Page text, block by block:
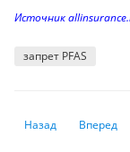
Источник
запрет PFAS
Предыдущий: Где
Назад Вперед